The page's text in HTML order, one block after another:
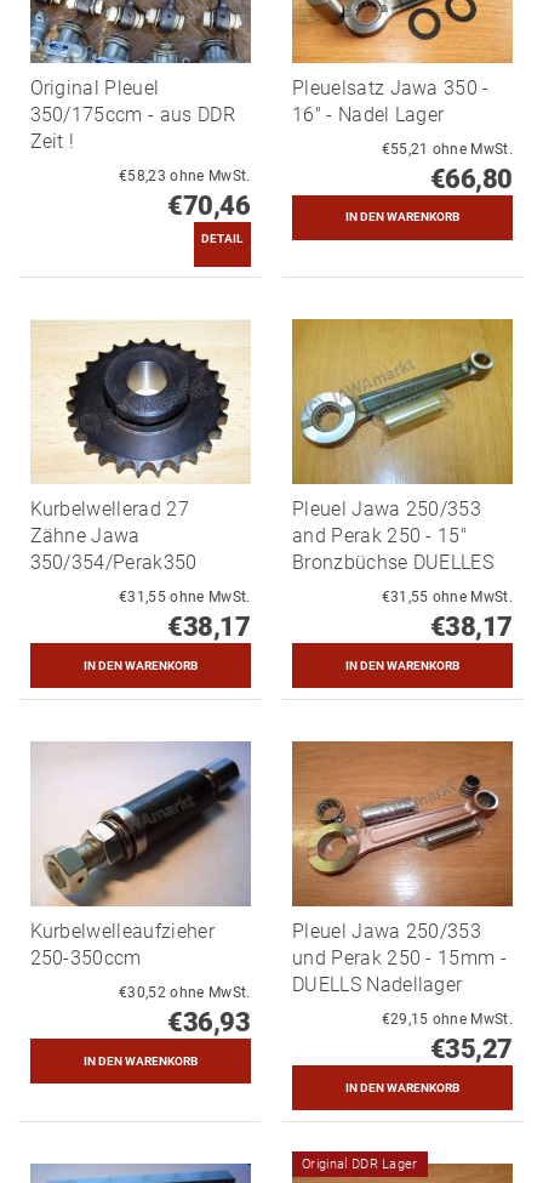
Original Pleuel
350/175ccm - aus DDR
Zeit !
€58,23 ohne MwSt.
€70,46
DETAIL
Pleuelsatz Jawa 350 -
16" - Nadel Lager
€55,21 ohne MwSt.
€66,80
Kurbelwellerad 27
Zähne Jawa
350/354/Perak350
€31,55 ohne MwSt.
€38,17
Pleuel Jawa 250/353
and Perak 250 - 15"
Bronzbüchse DUELLES
€31,55 ohne MwSt.
€38,17
Kurbelwelleaufzieher
250-350ccm
€30,52 ohne MwSt.
€36,93
Pleuel Jawa 250/353
und Perak 250 - 15mm -
DUELLS Nadellager
€29,15 ohne MwSt.
€35,27
Original DDR Lager